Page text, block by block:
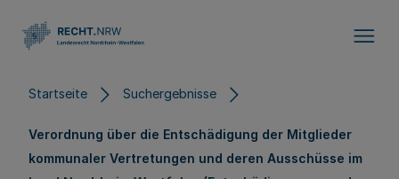
Startseite Suchergebnisse
Verordnung über die Entschädigung der Mitglieder
kommunaler Vertretungen und deren Ausschüsse im